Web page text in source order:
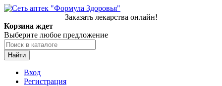
Заказать лекарства онлайн!
Корзина ждет
Выберите любое предложение
Найти
Вход
Регистрация